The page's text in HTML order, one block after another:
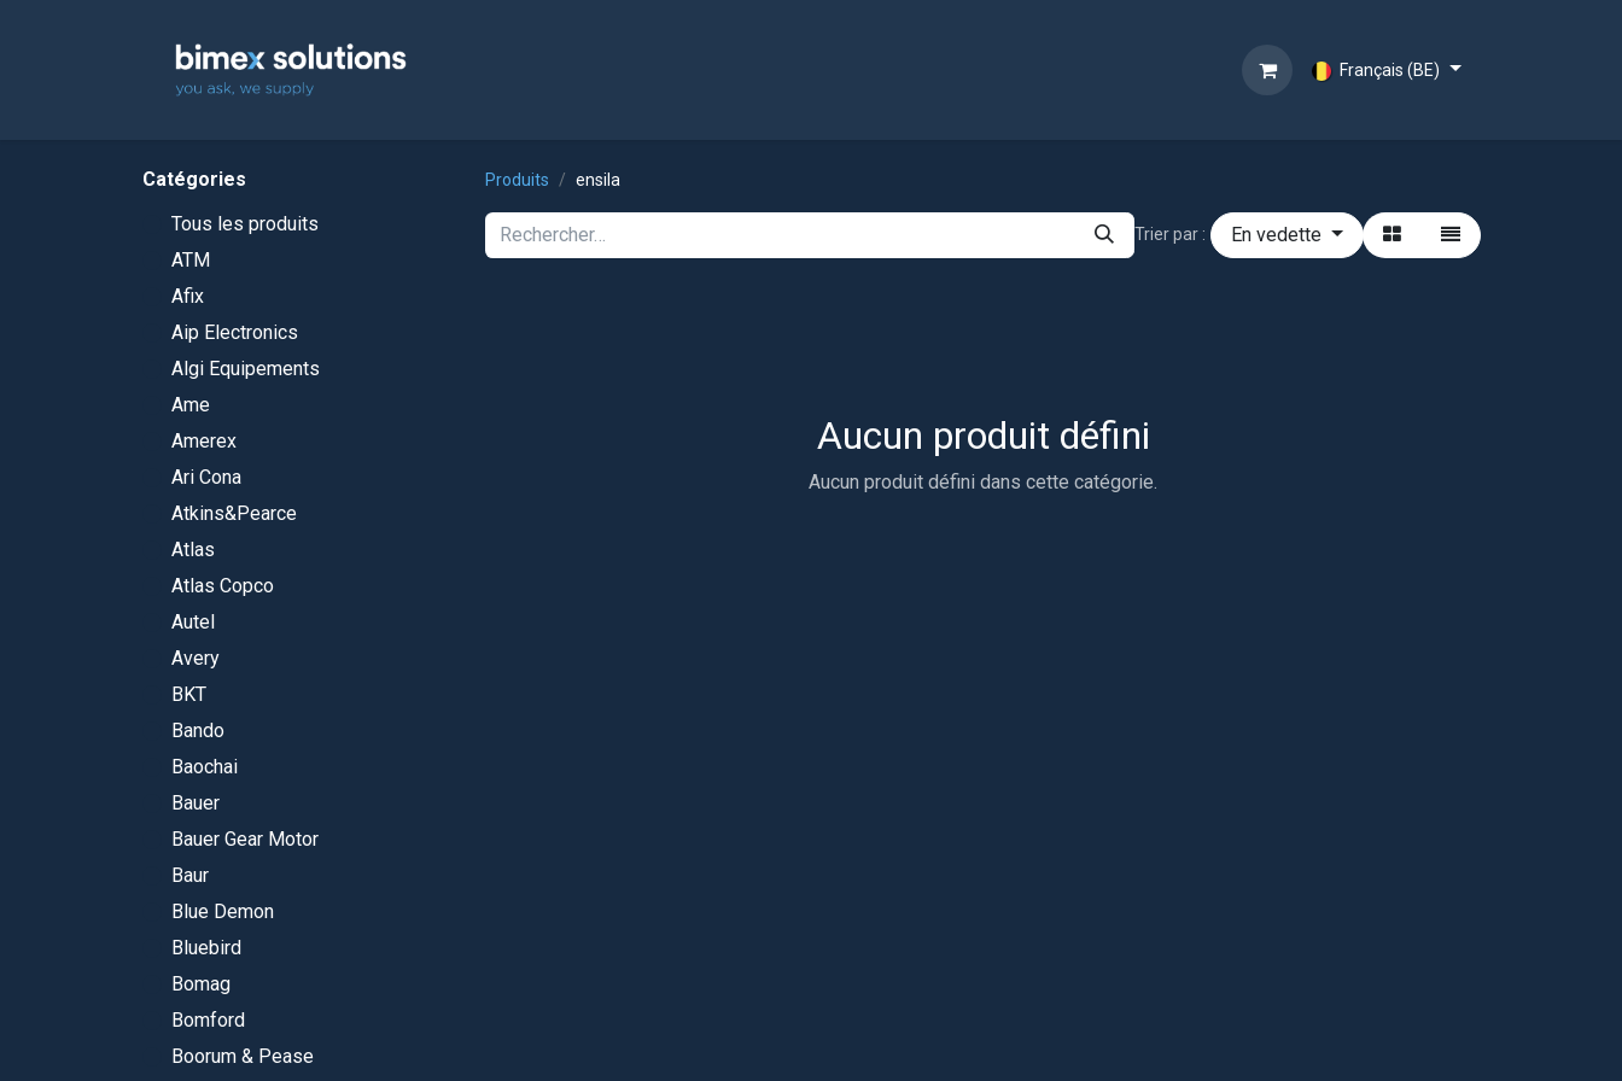
Français (BE)
Catégories
Tous les produits
ATM
Afix
Aip Electronics
Algi Equipements
Ame
Amerex
Ari Cona
Atkins&Pearce
Atlas
Atlas Copco
Autel
Avery
BKT
Bando
Baochai
Bauer
Bauer Gear Motor
Baur
Blue Demon
Bluebird
Bomag
Bomford
Boorum & Pease
Produits ensila
Trier par : En vedette
Aucun produit défini
Aucun produit défini dans cette catégorie.